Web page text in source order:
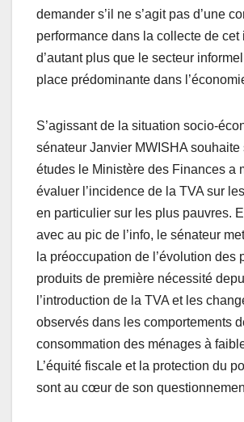
demander s’il ne s’agit pas d’une
performance dans la collecte de cet
d’autant plus que le secteur
place prédominante dans
S’agissant de la situation socio-
sénateur Janvier MWISHA
études le Ministère des Finances a
évaluer l’incidence de la TVA sur
en particulier sur les plus pauvres.
avec au pic de l’info, le sénateur
la préoccupation de l’évolution des
produits de première nécessité
l’introduction de la TVA et les
observés dans les comportements
consommation des ménages à
L’équité fiscale et la protection du
sont au cœur de son